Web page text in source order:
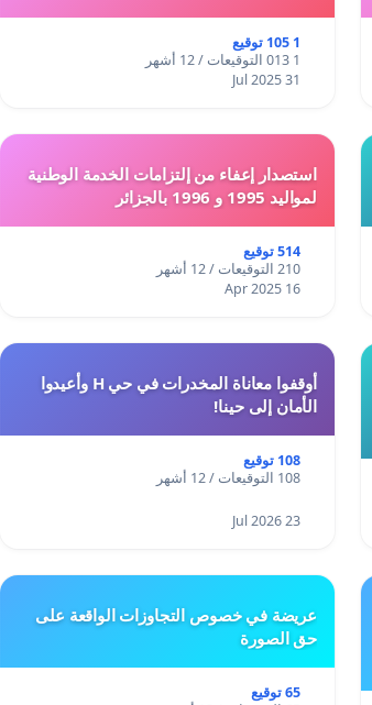
1 105 توقيع
1 013 التوقيعات / 12 أشهر
31 Jul 2025
استصدار إعفاء من إلتزامات الخدمة الوطنية
لمواليد 1995 و 1996 بالجزائر
514 توقيع
210 التوقيعات / 12 أشهر
16 Apr 2025
أوقفوا معاناة المخدرات في حي H وأعيدوا
الأمان إلى حينا!
108 توقيع
108 التوقيعات / 12 أشهر
23 Jul 2026
عريضة في خصوص التجاوزات الواقعة على
حق الصورة
65 توقيع